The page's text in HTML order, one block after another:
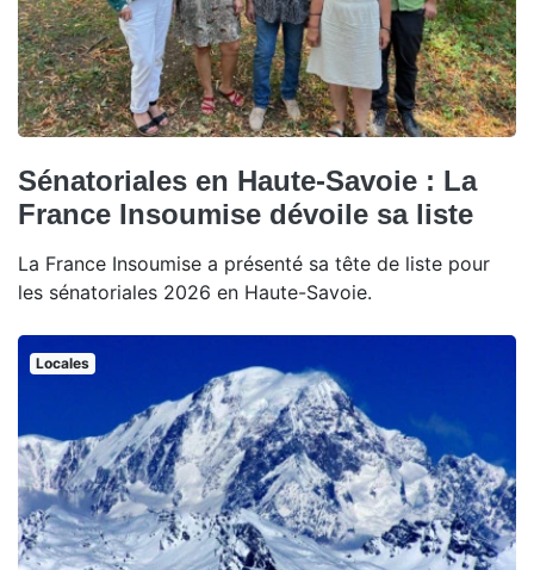
Sénatoriales en Haute-Savoie : La
France Insoumise dévoile sa liste
La France Insoumise a présenté sa tête de liste pour
les sénatoriales 2026 en Haute-Savoie.
Locales